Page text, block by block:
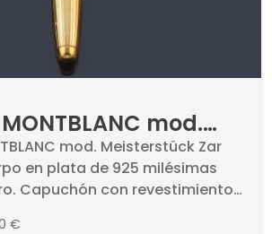
mod.
Meisterstück Zar Nicolas I.
mod. Meisterstück Zar
en plata de 925 milésimas
Capuchón con revestimiento
€